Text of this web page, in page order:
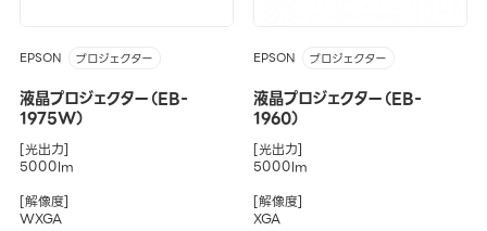
EPSON プロジェクター
液晶プロジェクター（EB-
1975W）
[光出力]
5000lm
[解像度]
WXGA
EPSON プロジェクター
液晶プロジェクター（EB-
1960）
[光出力]
5000lm
[解像度]
XGA